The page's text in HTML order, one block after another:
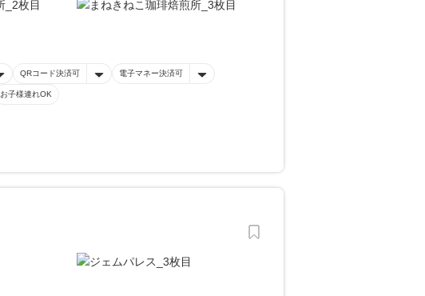
QRコード決済可 電子マネー決済可
お子様連れOK